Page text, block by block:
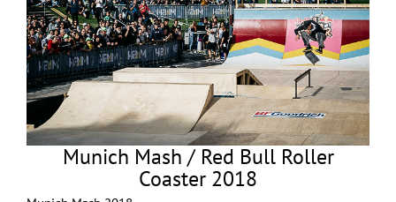
Munich Mash / Red Bull Roller
Coaster 2018